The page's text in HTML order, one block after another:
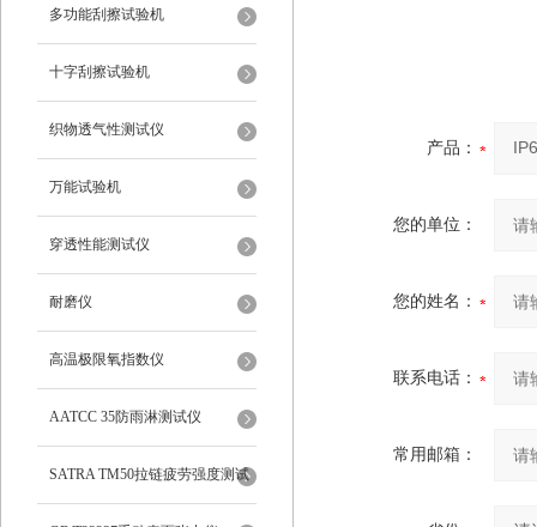
多功能刮擦试验机
十字刮擦试验机
织物透气性测试仪
万能试验机
穿透性能测试仪
耐磨仪
高温极限氧指数仪
AATCC 35防雨淋测试仪
SATRA TM50拉链疲劳强度测试
产品：
您的单位：
您的姓名：
联系电话：
常用邮箱：